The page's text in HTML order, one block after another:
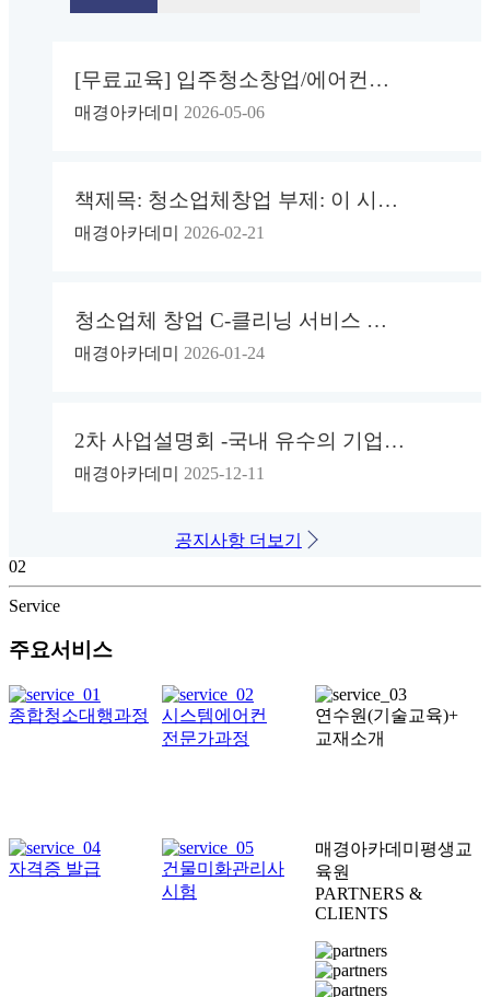
[무료교육] 입주청소창업/에어컨청소 창업교육 2026년 하반기 무료 교육 진행
매경아카데미 2026-05-06
책제목: 청소업체창업 부제: 이 시장에 들어와도 되는 사람, 안 되는 사람
매경아카데미 2026-02-21
청소업체 창업 C-클리닝 서비스 인증센터, 청소업계 ‘교육-인증-오더-창업’ 통합…
매경아카데미 2026-01-24
2차 사업설명회 -국내 유수의 기업들과 전략적으로 협력하며, 청소 및 렌탈 연계 …
매경아카데미 2025-12-11
공지사항 더보기
매경아카데미
청소업체창업 e-book 출간 │ 기술보다 구조가 먼저다
청소대행교육과 & C-클리닝 교육프로그램 교육이 비슷한데 어떤 교육을 수강해야 할지 헷갈린다는 …
매경아카데미 2026-01-24
세스코라이프케어 · 전자랜드 · 에넥스 · KCC와 함께하는 청소 플랫폼-사업설명회
02
Service
주요서비스
종합청소대행과정
시스템에어컨
전문가과정
연수원(기술교육)+
교재소개
자격증 발급
건물미화관리사
시험
매경아카데미평생교
육원
PARTNERS &
CLIENTS